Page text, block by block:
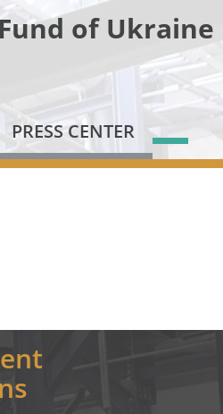
of Ukraine
PRESS CENTER